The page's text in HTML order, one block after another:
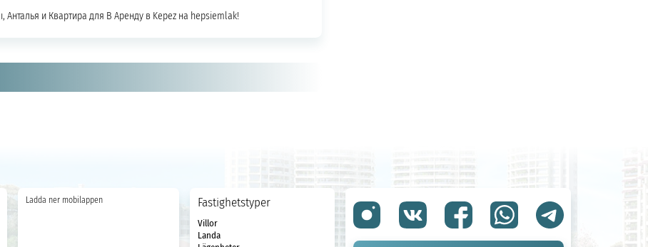
Анталья и Квартира для В Аренду в Kepez на hepsiemlak!
Ladda ner mobilappen Fastighetstyper
Villor
Landa